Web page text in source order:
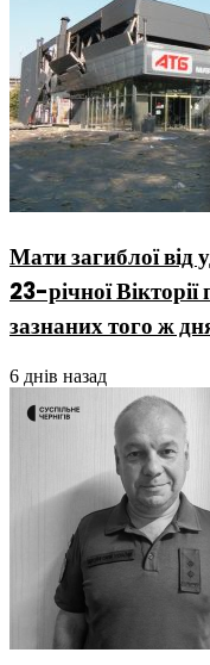
Мати загиблої від
23-річної
зазнаних того ж
6 днів назад